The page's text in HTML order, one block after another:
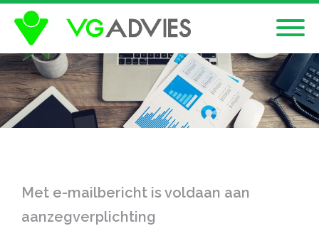
Met e-mailbericht is voldaan aan
aanzegverplichting